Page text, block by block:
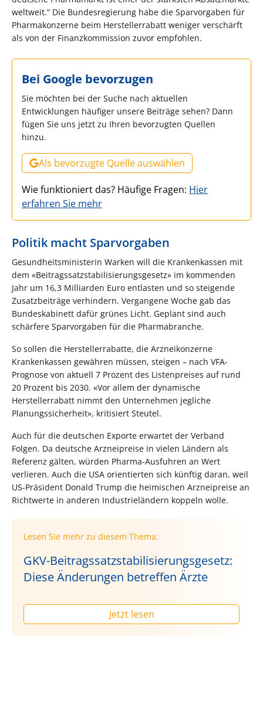
weltweit.“ Die Bundesregierung habe die Sparvorgaben für
Pharmakonzerne beim Herstellerrabatt weniger verschärft
als von der Finanzkommission zuvor empfohlen.
Bei Google bevorzugen
Sie möchten bei der Suche nach aktuellen
Entwicklungen häufiger unsere Beiträge sehen? Dann
fügen Sie uns jetzt zu Ihren bevorzugten Quellen
hinzu.
Als bevorzugte Quelle auswählen
Wie funktioniert das? Häufige Fragen: Hier
erfahren Sie mehr
Politik macht Sparvorgaben
Gesundheitsministerin Warken will die Krankenkassen mit
dem «Beitragssatzstabilisierungsgesetz» im kommenden
Jahr um 16,3 Milliarden Euro entlasten und so steigende
Zusatzbeiträge verhindern. Vergangene Woche gab das
Bundeskabinett dafür grünes Licht. Geplant sind auch
schärfere Sparvorgaben für die Pharmabranche.
So sollen die Herstellerrabatte, die Arzneikonzerne
Krankenkassen gewähren müssen, steigen – nach VFA-
Prognose von aktuell 7 Prozent des Listenpreises auf rund
20 Prozent bis 2030. «Vor allem der dynamische
Herstellerrabatt nimmt den Unternehmen jegliche
Planungssicherheit», kritisiert Steutel.
Auch für die deutschen Exporte erwartet der Verband
Folgen. Da deutsche Arzneipreise in vielen Ländern als
Referenz gälten, würden Pharma-Ausfuhren an Wert
verlieren. Auch die USA orientierten sich künftig daran, weil
US-Präsident Donald Trump die heimischen Arzneipreise an
Richtwerte in anderen Industrieländern koppeln wolle.
Lesen Sie mehr zu diesem Thema:
GKV-Beitragssatzstabilisierungsgesetz:
Diese Änderungen betreffen Ärzte
Jetzt lesen